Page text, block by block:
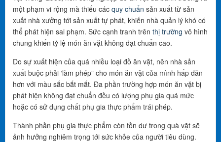
một phạm vi rộng mà thiếu các quy chuẩn sản xuất từ sản
xuất nhà xưởng tới sản xuất tự phát, khiến nhà quản lý khó có
thể phát hiện sai phạm. Sức cạnh tranh trên thị trường vô hình
chung khiến tỷ lệ món ăn vặt không đạt chuẩn cao.
Do sự xuất hiện của quá nhiều loại đồ ăn vặt, nên nhà sản
xuất buộc phải ‘làm phép” cho món ăn vặt của mình hấp dẫn
hơn với màu sắc bắt mắt. Đa phần trường hợp món ăn vặt bị
phát hiện không đạt chuẩn đều có lượng phụ gia quá mức
hoặc có sử dụng chất phụ gia thực phẩm trái phép.
Thành phần phụ gia thực phẩm còn tồn dư trong quà vặt sẽ
ảnh hưởng nghiêm trọng tới sức khỏe của người tiêu dùng.